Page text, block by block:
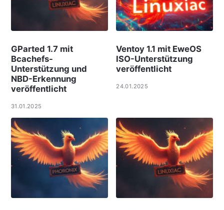
GParted 1.7 mit
Bcachefs-
Unterstützung und
NBD-Erkennung
veröffentlicht
31.01.2025
Ventoy 1.1 mit EweOS
ISO-Unterstützung
veröffentlicht
24.01.2025